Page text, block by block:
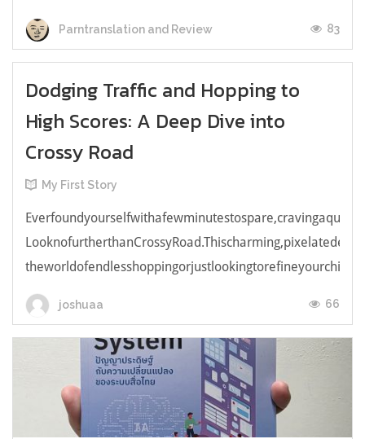
Parntranslation and Review 83
Dodging Traffic and Hopping to
High Scores: A Deep Dive into
Crossy Road
My First Story
joshuaa 66